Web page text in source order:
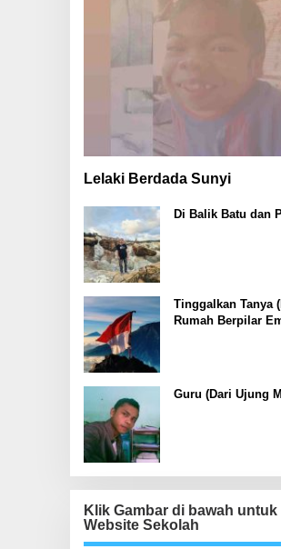
Lelaki Berdada Sunyi
Di Balik Batu dan
Tinggalkan Tanya
Rumah Berpilar
Guru (Dari Ujung
Klik Gambar di bawah untuk
Website Sekolah